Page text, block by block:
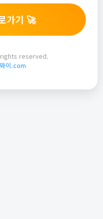
가기 🚀
reserved.
이.com